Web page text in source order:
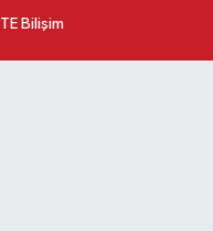
TE Bilişim